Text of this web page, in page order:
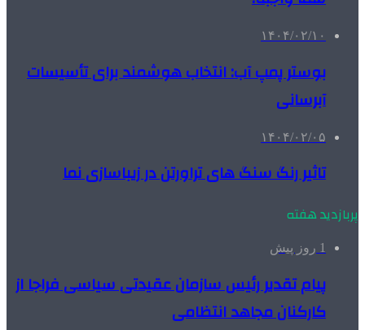
۱۴۰۴/۰۲/۱۰
بوستر پمپ آب: انتخاب هوشمند برای تأسیسات
آبرسانی
۱۴۰۴/۰۲/۰۵
تاثیر رنگ سنگ های تراورتن در زیباسازی نما
پربازدید هفته
1 روز پیش
پیام تقدیر رئیس سازمان عقیدتی سیاسی فراجا از
کارکنان مجاهد انتظامی